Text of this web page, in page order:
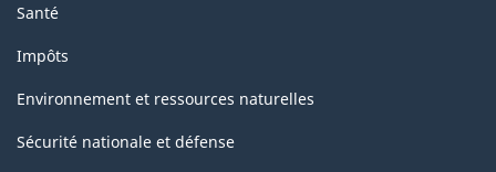
Santé
Impôts
Environnement et ressources naturelles
Sécurité nationale et défense